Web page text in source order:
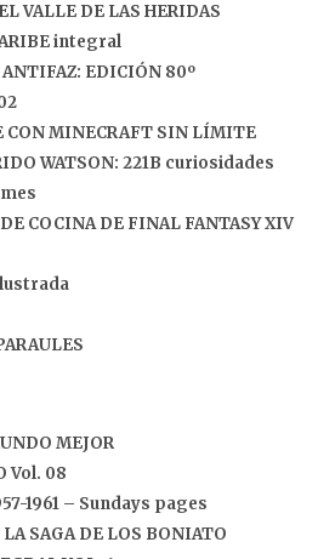
VALLE DE LAS HERIDAS
integral
ANTIFAZ: EDICIÓN 80º
CON MINECRAFT SIN LÍMITE
WATSON: 221B curiosidades
COCINA DE FINAL FANTASY XIV
MEJOR
Vol. 08
1961 – Sundays pages
SAGA DE LOS BONIATO